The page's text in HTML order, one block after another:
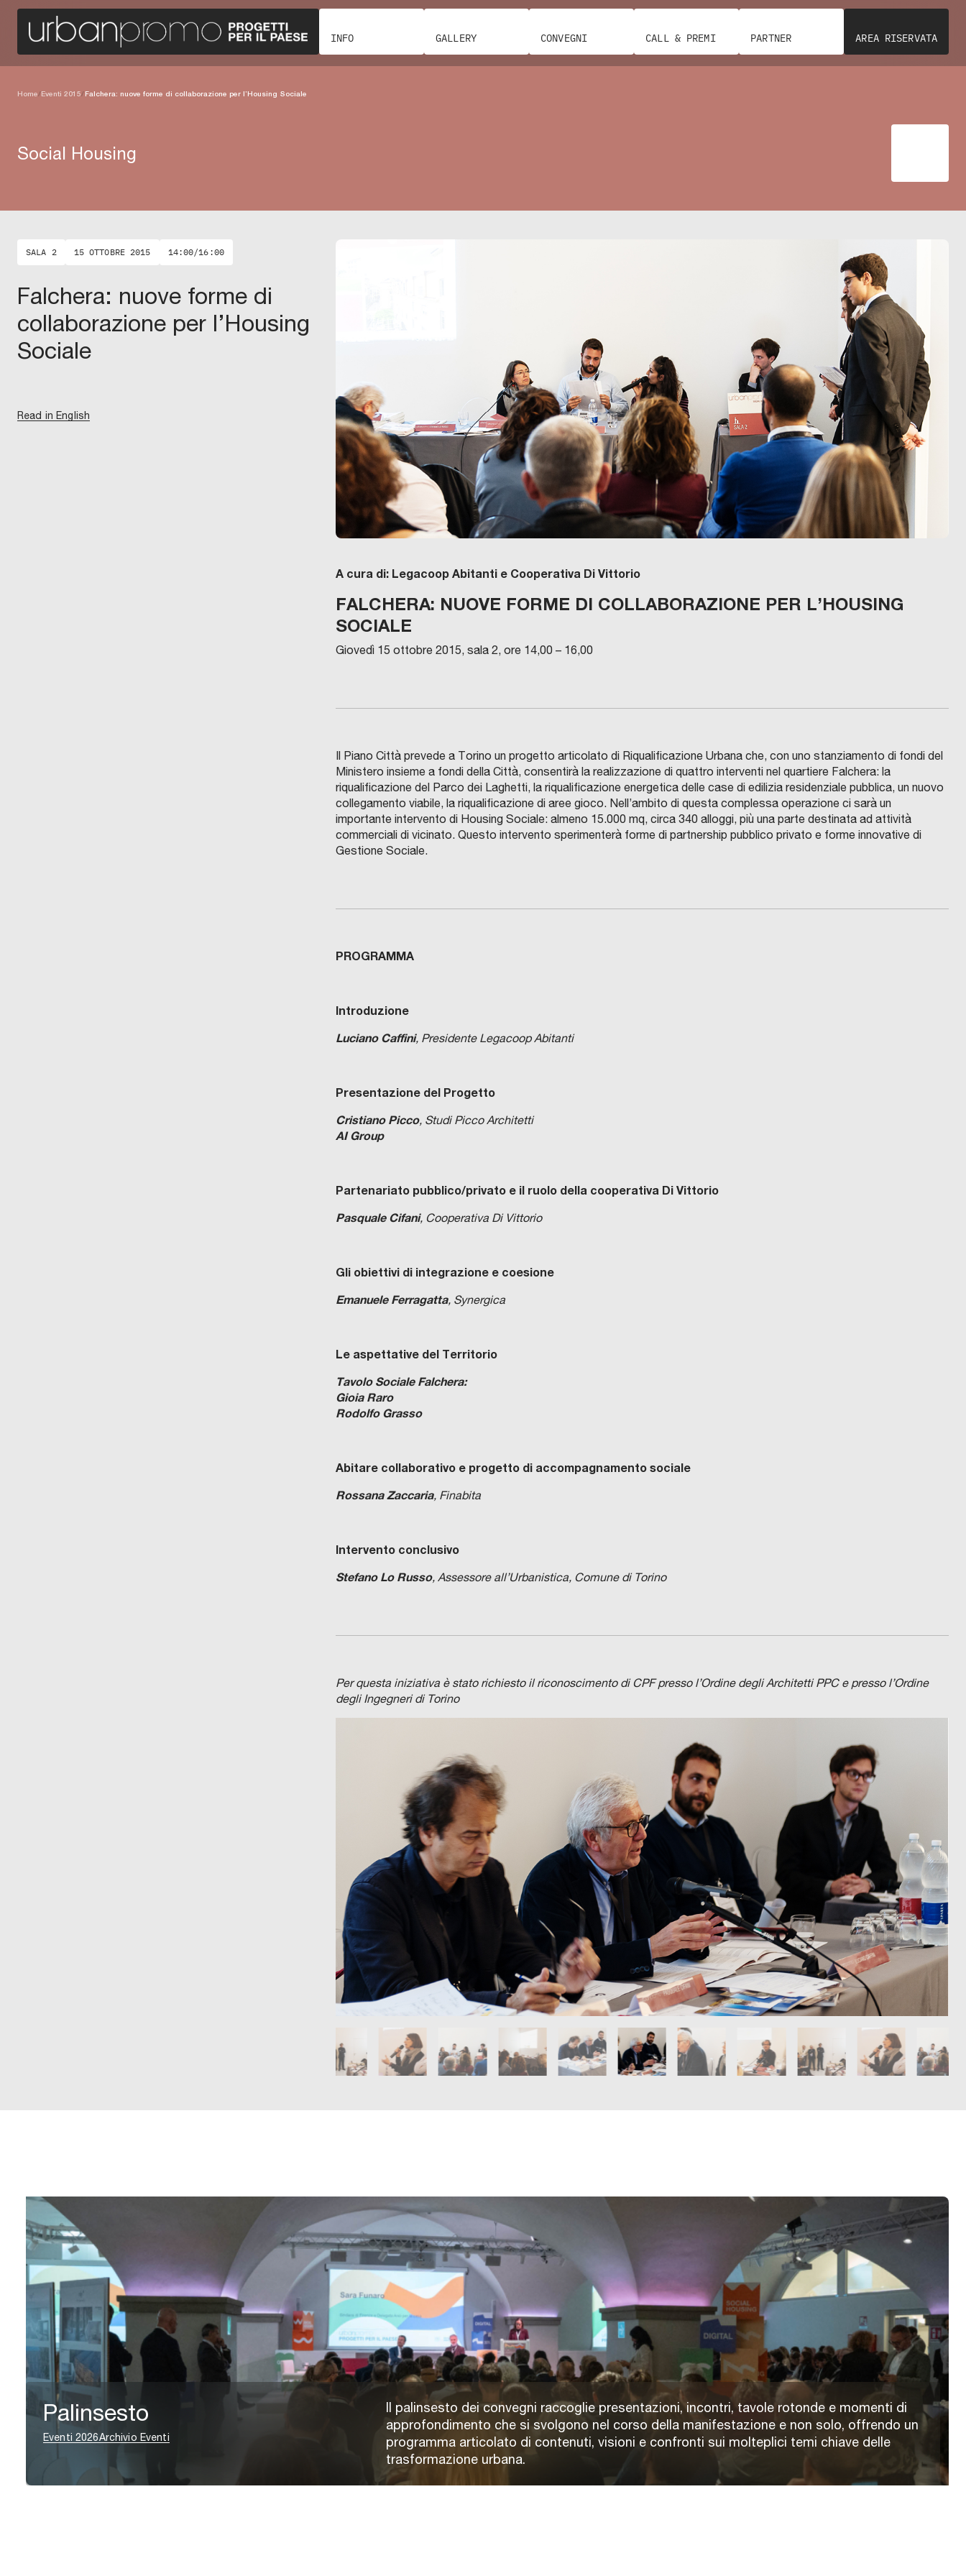
INFO GALLERY CONVEGNI CALL & PREMI PARTNER AREA RISERVATA
Home/Eventi 2015/Falchera: nuove forme di collaborazione per l’Housing Sociale
Social Housing
SALA 2 15 OTTOBRE 2015 14:00/16:00
Falchera: nuove forme di
collaborazione per l’Housing
Sociale
Read in English
A cura di: Legacoop Abitanti e Cooperativa Di Vittorio
FALCHERA: NUOVE FORME DI COLLABORAZIONE PER L’HOUSING
SOCIALE
Giovedì 15 ottobre 2015, sala 2, ore 14,00 – 16,00
Il Piano Città prevede a Torino un progetto articolato di Riqualificazione Urbana che, con uno stanziamento di fondi del
Ministero insieme a fondi della Città, consentirà la realizzazione di quattro interventi nel quartiere Falchera: la
riqualificazione del Parco dei Laghetti, la riqualificazione energetica delle case di edilizia residenziale pubblica, un nuovo
collegamento viabile, la riqualificazione di aree gioco. Nell’ambito di questa complessa operazione ci sarà un
importante intervento di Housing Sociale: almeno 15.000 mq, circa 340 alloggi, più una parte destinata ad attività
commerciali di vicinato. Questo intervento sperimenterà forme di partnership pubblico privato e forme innovative di
Gestione Sociale.
PROGRAMMA
Introduzione
Luciano Caffini, Presidente Legacoop Abitanti
Presentazione del Progetto
Cristiano Picco, Studi Picco Architetti
AI Group
Partenariato pubblico/privato e il ruolo della cooperativa Di Vittorio
Pasquale Cifani, Cooperativa Di Vittorio
Gli obiettivi di integrazione e coesione
Emanuele Ferragatta, Synergica
Le aspettative del Territorio
Tavolo Sociale Falchera:
Gioia Raro
Rodolfo Grasso
Abitare collaborativo e progetto di accompagnamento sociale
Rossana Zaccaria, Finabita
Intervento conclusivo
Stefano Lo Russo, Assessore all’Urbanistica, Comune di Torino
Per questa iniziativa è stato richiesto il riconoscimento di CPF presso l’Ordine degli Architetti PPC e presso l’Ordine
degli Ingegneri di Torino
Palinsesto
Eventi 2026Archivio Eventi
Il palinsesto dei convegni raccoglie presentazioni, incontri, tavole rotonde e momenti di
approfondimento che si svolgono nel corso della manifestazione e non solo, offrendo un
programma articolato di contenuti, visioni e confronti sui molteplici temi chiave delle
trasformazione urbana.